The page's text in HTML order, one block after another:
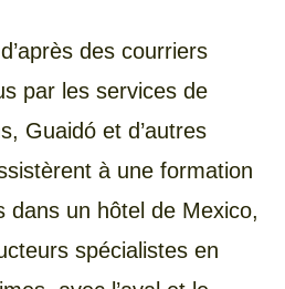
des courriers
par les services de
Guaidó et d’autres
à une formation
dans un hôtel de Mexico,
spécialistes en